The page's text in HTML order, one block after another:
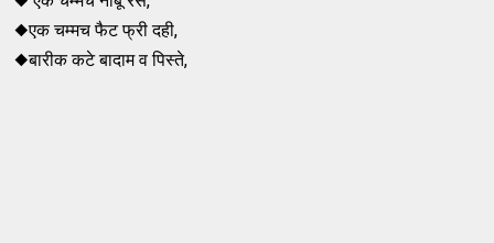
◆एक चम्मच फैट फ्री दही,
◆बारीक कटे बादाम व पिस्ते,